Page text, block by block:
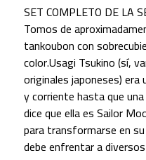
SET COMPLETO DE LA
Tomos de
tankoubon con
color.Usagi Tsukino (sí,
originales japoneses) era
y corriente hasta que
dice que ella es Sailor
para transformarse en
debe enfrentar a